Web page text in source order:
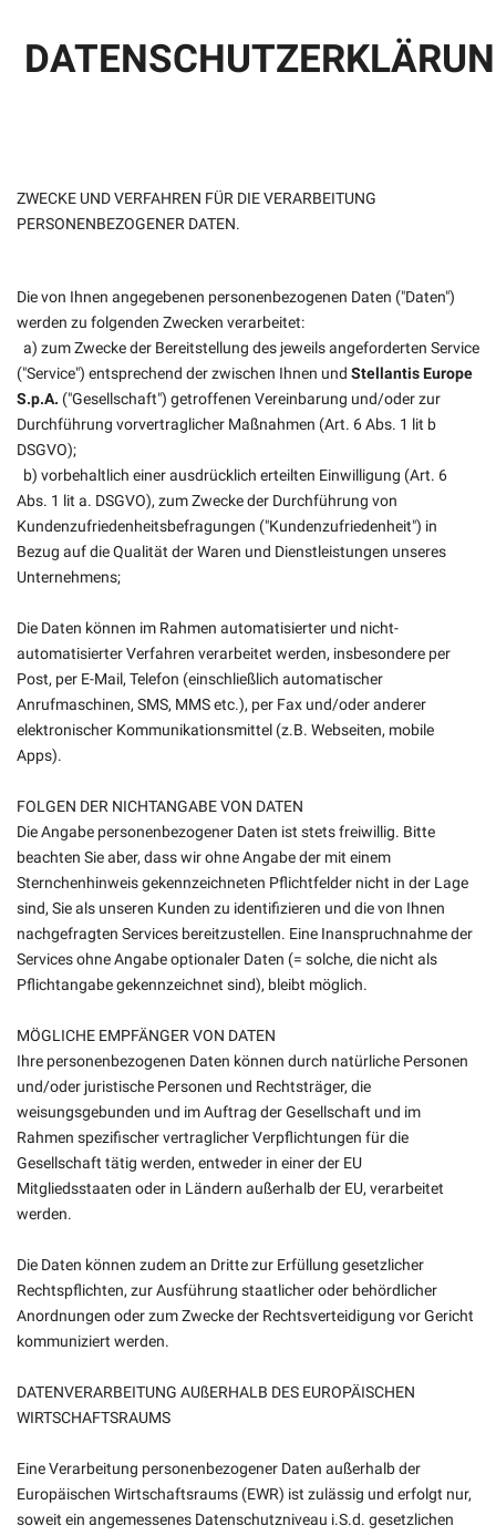
ZWECKE UND VERFAHREN FÜR DIE VERARBEITUNG
PERSONENBEZOGENER DATEN.
Die von Ihnen angegebenen personenbezogenen Daten ("Daten")
werden zu folgenden Zwecken verarbeitet:
a) zum Zwecke der Bereitstellung des jeweils angeforderten Service
("Service") entsprechend der zwischen Ihnen und Stellantis Europe
S.p.A. ("Gesellschaft") getroffenen Vereinbarung und/oder zur
Durchführung vorvertraglicher Maßnahmen (Art. 6 Abs. 1 lit b
DSGVO);
b) vorbehaltlich einer ausdrücklich erteilten Einwilligung (Art. 6
Abs. 1 lit a. DSGVO), zum Zwecke der Durchführung von
Kundenzufriedenheitsbefragungen ("Kundenzufriedenheit") in
Bezug auf die Qualität der Waren und Dienstleistungen unseres
Unternehmens;
Die Daten können im Rahmen automatisierter und nicht-
automatisierter Verfahren verarbeitet werden, insbesondere per
Post, per E-Mail, Telefon (einschließlich automatischer
Anrufmaschinen, SMS, MMS etc.), per Fax und/oder anderer
elektronischer Kommunikationsmittel (z.B. Webseiten, mobile
Apps).
FOLGEN DER NICHTANGABE VON DATEN
Die Angabe personenbezogener Daten ist stets freiwillig. Bitte
beachten Sie aber, dass wir ohne Angabe der mit einem
Sternchenhinweis gekennzeichneten Pflichtfelder nicht in der Lage
sind, Sie als unseren Kunden zu identifizieren und die von Ihnen
nachgefragten Services bereitzustellen. Eine Inanspruchnahme der
Services ohne Angabe optionaler Daten (= solche, die nicht als
Pflichtangabe gekennzeichnet sind), bleibt möglich.
MÖGLICHE EMPFÄNGER VON DATEN
Ihre personenbezogenen Daten können durch natürliche Personen
und/oder juristische Personen und Rechtsträger, die
weisungsgebunden und im Auftrag der Gesellschaft und im
Rahmen spezifischer vertraglicher Verpflichtungen für die
Gesellschaft tätig werden, entweder in einer der EU
Mitgliedsstaaten oder in Ländern außerhalb der EU, verarbeitet
werden.
Die Daten können zudem an Dritte zur Erfüllung gesetzlicher
Rechtspflichten, zur Ausführung staatlicher oder behördlicher
Anordnungen oder zum Zwecke der Rechtsverteidigung vor Gericht
kommuniziert werden.
DATENVERARBEITUNG AUßERHALB DES EUROPÄISCHEN
WIRTSCHAFTSRAUMS
Eine Verarbeitung personenbezogener Daten außerhalb der
Europäischen Wirtschaftsraums (EWR) ist zulässig und erfolgt nur,
soweit ein angemessenes Datenschutzniveau i.S.d. gesetzlichen